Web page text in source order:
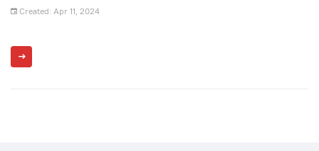
Created: Apr 11, 2024